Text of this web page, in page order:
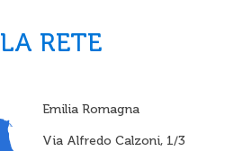
LA RETE
Emilia Romagna
Via Alfredo Calzoni, 1/3